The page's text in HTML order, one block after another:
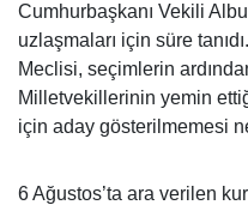
Cumhurbaşkanı Vekili
uzlaşmaları için süre
Meclisi, seçimlerin
Milletvekillerinin yemin
için aday gösterilmemesi
6 Ağustos’ta ara verilen